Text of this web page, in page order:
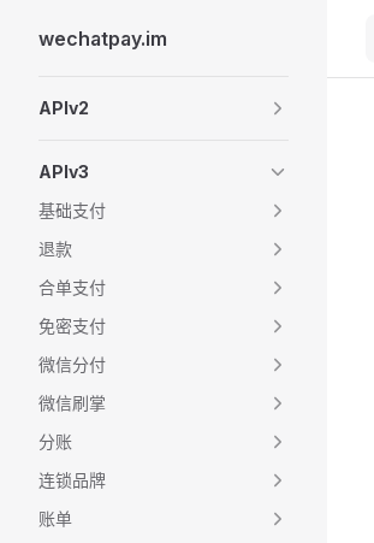
Skip to content
wechatpay.im
APIv2
APIv3
基础支付
退款
合单支付
免密支付
微信分付
微信刷掌
分账
连锁品牌
账单